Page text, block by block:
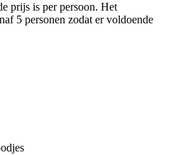
prijs is per persoon. Het
5 personen zodat er voldoende